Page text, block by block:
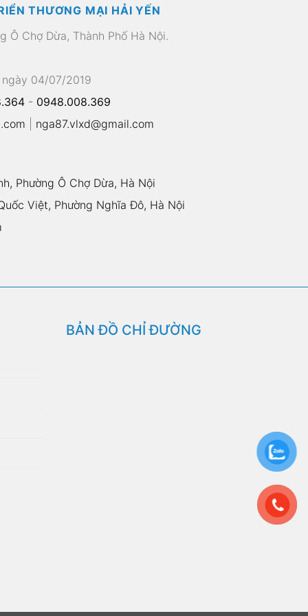
THƯƠNG MẠI HẢI YẾN
Ô Chợ Dừa, Thành Phố Hà Nội.
04/07/2019
- 0948.008.369
nga87.vlxd@gmail.com
Phường Ô Chợ Dừa, Hà Nội
Việt, Phường Nghĩa Đô, Hà Nội
BẢN ĐỒ CHỈ ĐƯỜNG